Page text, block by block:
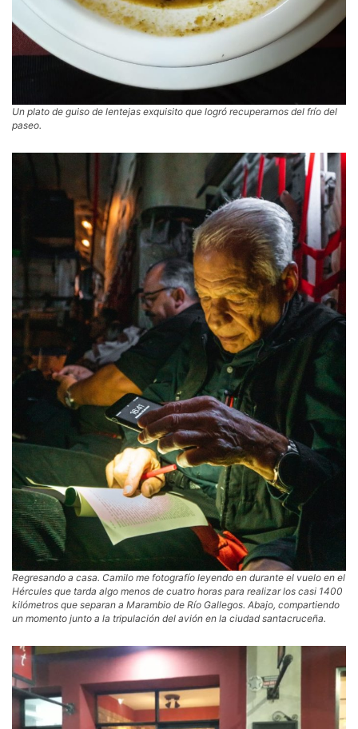
Un plato de guiso de lentejas exquisito que logró recuperarnos del frío del
paseo.
Regresando a casa. Camilo me fotografío leyendo en durante el vuelo en el
Hércules que tarda algo menos de cuatro horas para realizar los casi 1400
kilómetros que separan a Marambio de Río Gallegos. Abajo, compartiendo
un momento junto a la tripulación del avión en la ciudad santacruceña.